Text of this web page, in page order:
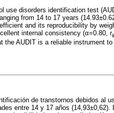
use disorders identification test
from 14 to 17 years
and its reproducibility by
internal consistency (α=0.80, r
the AUDIT is a reliable instrument
de transtornos debidos al
entre 14 y 17 años (14,93±0,62).